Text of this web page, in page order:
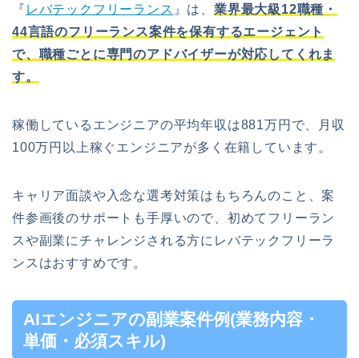
『 レバテックフリーランス 』は、業界最大級12職種・
44言語のフリーランス案件を保有するエージェント
で、職種ごとに専門のアドバイザーが対応してくれま
す。
稼働しているエンジニアの平均年収は881万円で、月収
100万円以上稼ぐエンジニアが多く在籍しています。
キャリア面談や入念な選考対策はもちろんのこと、案
件参画後のサポートも手厚いので、初めてフリーラン
スや副業にチャレンジされる方にレバテックフリーラ
ンスはおすすめです。
AIエンジニアの副業案件例(業務内容・
単価・必須スキル)